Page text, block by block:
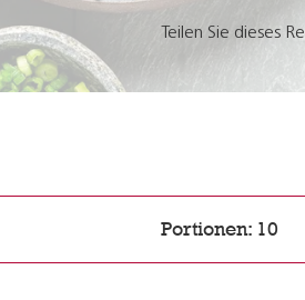
Teilen Sie dieses
Portionen: 10